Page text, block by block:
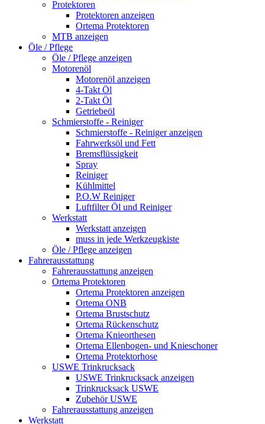
Protektoren
Protektoren anzeigen
Ortema Protektoren
MTB anzeigen
Öle / Pflege
Öle / Pflege anzeigen
Motorenöl
Motorenöl anzeigen
4-Takt Öl
2-Takt Öl
Getriebeöl
Schmierstoffe - Reiniger
Schmierstoffe - Reiniger anzeigen
Fahrwerksöl und Fett
Bremsflüssigkeit
Spray
Reiniger
Kühlmittel
P.O.W Reiniger
Luftfilter Öl und Reiniger
Werkstatt
Werkstatt anzeigen
muss in jede Werkzeugkiste
Öle / Pflege anzeigen
Fahrerausstattung
Fahrerausstattung anzeigen
Ortema Protektoren
Ortema Protektoren anzeigen
Ortema ONB
Ortema Brustschutz
Ortema Rückenschutz
Ortema Knieorthesen
Ortema Ellenbogen- und Knieschoner
Ortema Protektorhose
USWE Trinkrucksack
USWE Trinkrucksack anzeigen
Trinkrucksack USWE
Zubehör USWE
Fahrerausstattung anzeigen
Werkstatt